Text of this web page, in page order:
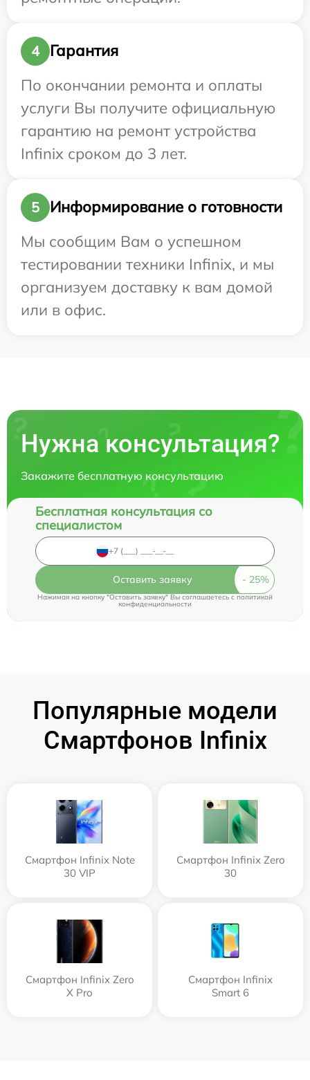
4
Гарантия
По окончании ремонта и оплаты
услуги Вы получите официальную
гарантию на ремонт устройства
Infinix сроком до 3 лет.
5
Информирование о готовности
Мы сообщим Вам о успешном
тестировании техники Infinix, и мы
организуем доставку к вам домой
или в офис.
Нужна консультация?
Закажите бесплатную консультацию
Бесплатная консультация со
специалистом
Оставить заявку
Нажимая на кнопку "Оставить заявку" Вы соглашаетесь cполитикой
конфиденциальности
Популярные модели
Смартфонов Infinix
Смартфон Infinix Note
30 VIP
Смартфон Infinix Zero
30
Смартфон Infinix Zero
X Pro
Смартфон Infinix
Smart 6